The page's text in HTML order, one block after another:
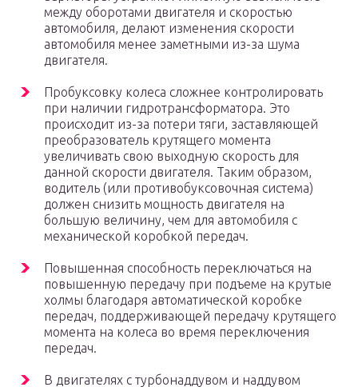
между оборотами двигателя и скоростью
автомобиля, делают изменения скорости
автомобиля менее заметными из-за шума
двигателя.
Пробуксовку колеса сложнее контролировать
при наличии гидротрансформатора. Это
происходит из-за потери тяги, заставляющей
преобразователь крутящего момента
увеличивать свою выходную скорость для
данной скорости двигателя. Таким образом,
водитель (или противобуксовочная система)
должен снизить мощность двигателя на
большую величину, чем для автомобиля с
механической коробкой передач.
Повышенная способность переключаться на
повышенную передачу при подъеме на крутые
холмы благодаря автоматической коробке
передач, поддерживающей передачу крутящего
момента на колеса во время переключения
передач.
В двигателях с турбонаддувом и наддувом